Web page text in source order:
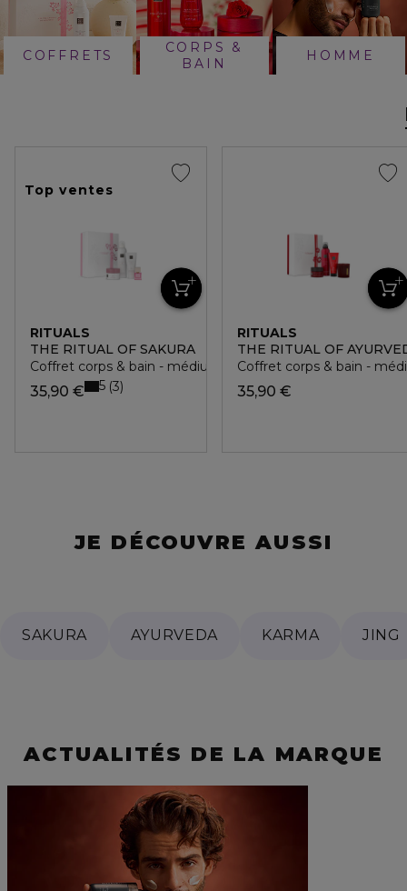
COFFRETS
CORPS &
BAIN
HOMME
Top ventes
RITUALS
THE RITUAL OF SAKURA
Coffret corps & bain - médium
35,90 € 5 3
RITUALS
THE RITUAL OF
Coffret corps & bain -
35,90 €
JE DÉCOUVRE AUSSI
SAKURA AYURVEDA KARMA JING
ACTUALITÉS DE LA MARQUE